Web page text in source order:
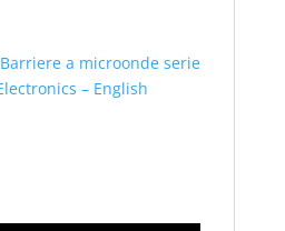
a microonde serie
– English